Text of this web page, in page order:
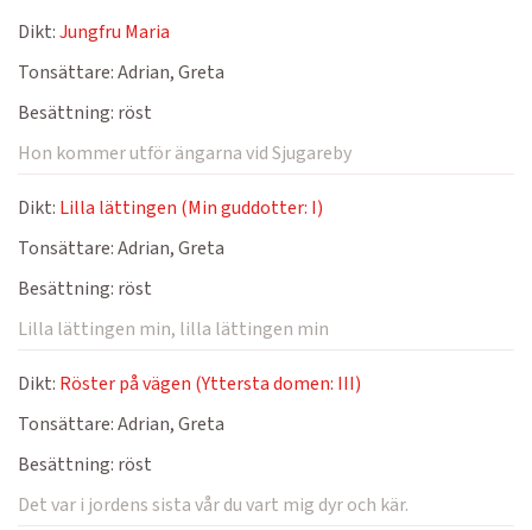
Dikt:Jungfru Maria
Tonsättare:Adrian, Greta
Besättning: röst
Hon kommer utför ängarna vid Sjugareby
Dikt: Lilla lättingen (Min guddotter: I)
Tonsättare:Adrian, Greta
Besättning: röst
Lilla lättingen min, lilla lättingen min
Dikt: Röster på vägen (Yttersta domen: III)
Tonsättare:Adrian, Greta
Besättning: röst
Det var i jordens sista vår du vart mig dyr och kär.